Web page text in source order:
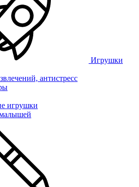
Игрушки
антистресс
игрушки